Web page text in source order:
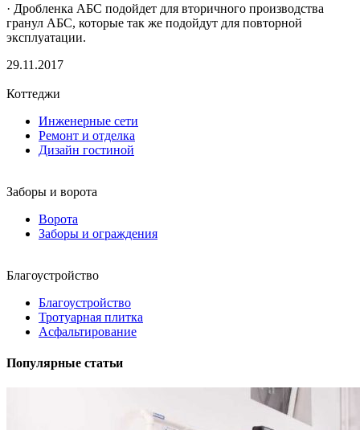
· Дробленка АБС подойдет для вторичного производства
гранул АБС, которые так же подойдут для повторной
эксплуатации.
29.11.2017
Коттеджи
Инженерные сети
Ремонт и отделка
Дизайн гостиной
Заборы и ворота
Ворота
Заборы и ограждения
Благоустройство
Благоустройство
Тротуарная плитка
Асфальтирование
Популярные статьи